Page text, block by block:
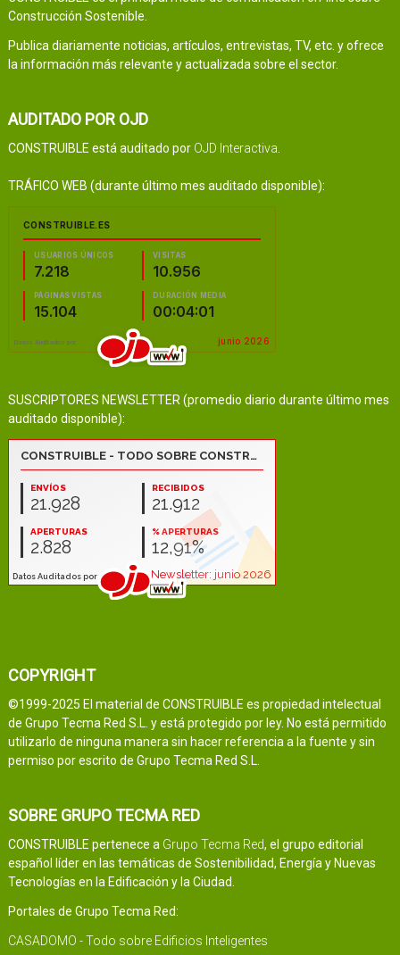
Construcción Sostenible.
Publica diariamente noticias, artículos, entrevistas, TV, etc. y ofrece
la información más relevante y actualizada sobre el sector.
AUDITADO POR OJD
CONSTRUIBLE está auditado por OJD Interactiva.
TRÁFICO WEB (durante último mes auditado disponible):
SUSCRIPTORES NEWSLETTER (promedio diario durante último mes
auditado disponible):
COPYRIGHT
©1999-2025 El material de CONSTRUIBLE es propiedad intelectual
de Grupo Tecma Red S.L. y está protegido por ley. No está permitido
utilizarlo de ninguna manera sin hacer referencia a la fuente y sin
permiso por escrito de Grupo Tecma Red S.L.
SOBRE GRUPO TECMA RED
CONSTRUIBLE pertenece a Grupo Tecma Red, el grupo editorial
español líder en las temáticas de Sostenibilidad, Energía y Nuevas
Tecnologías en la Edificación y la Ciudad.
Portales de Grupo Tecma Red:
CASADOMO - Todo sobre Edificios Inteligentes